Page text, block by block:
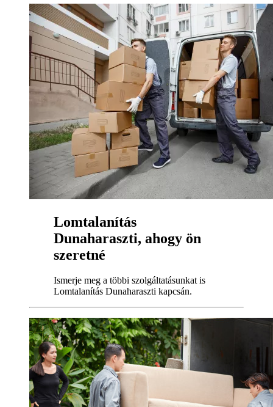
Lomtalanítás
Dunaharaszti, ahogy ön
szeretné
Ismerje meg a többi szolgáltatásunkat is
Lomtalanítás Dunaharaszti kapcsán.